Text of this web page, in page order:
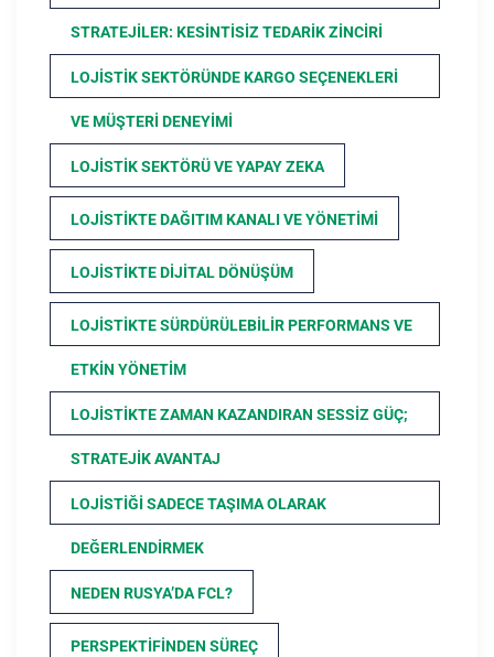
STRATEJILER: KESINTISIZ TEDARIK ZINCIRI
LOJISTIK SEKTÖRÜNDE KARGO SEÇENEKLERI
VE MÜŞTERI DENEYIMI
LOJISTIK SEKTÖRÜ VE YAPAY ZEKA
LOJISTIKTE DAĞITIM KANALI VE YÖNETIMI
LOJISTIKTE DIJITAL DÖNÜŞÜM
LOJISTIKTE SÜRDÜRÜLEBILIR PERFORMANS VE
ETKIN YÖNETIM
LOJISTIKTE ZAMAN KAZANDIRAN SESSIZ GÜÇ;
STRATEJIK AVANTAJ
LOJISTIĞI SADECE TAŞIMA OLARAK
DEĞERLENDIRMEK
NEDEN RUSYA’DA FCL?
PERSPEKTIFINDEN SÜREÇ